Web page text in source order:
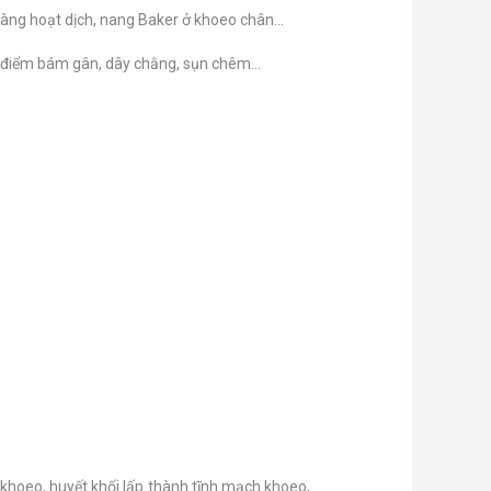
hoạt dịch, nang Baker ở khoeo chân…
bám gân, dây chằng, sụn chêm…
huyết khối lấp thành tĩnh mạch khoeo,